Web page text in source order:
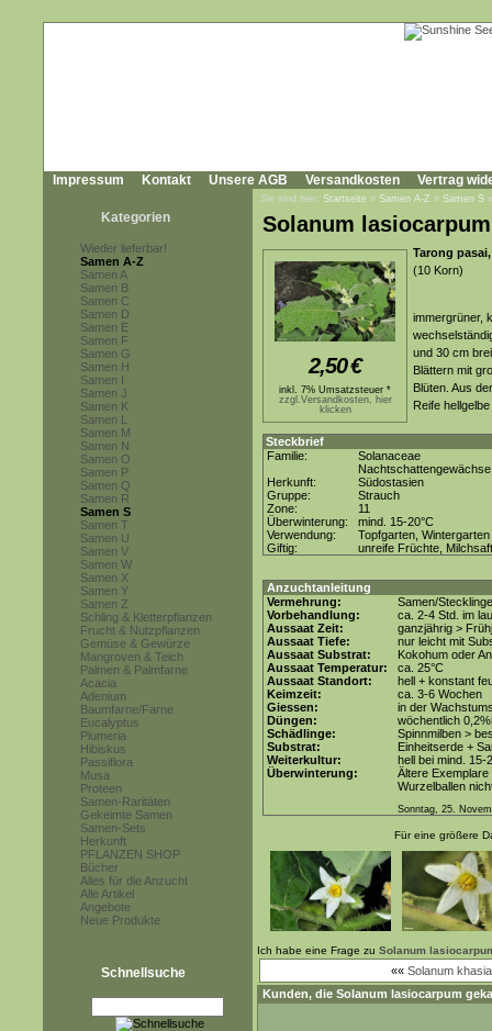
Impressum Kontakt Unsere AGB Versandkosten Vertrag
Kategorien
Wieder lieferbar!
Samen A-Z
Samen A
Samen B
Samen C
Samen D
Samen E
Samen F
Samen G
Samen H
Samen I
Samen J
Samen K
Samen L
Samen M
Samen N
Samen O
Samen P
Samen Q
Samen R
Samen S
Samen T
Samen U
Samen V
Samen W
Samen X
Samen Y
Samen Z
Schling & Kletterpflanzen
Frucht & Nutzpflanzen
Gemüse & Gewürze
Mangroven & Teich
Palmen & Palmfarne
Acacia
Adenium
Baumfarne/Farne
Eucalyptus
Plumeria
Hibiskus
Passiflora
Musa
Proteen
Samen-Raritäten
Gekeimte Samen
Samen-Sets
Herkunft
PFLANZEN SHOP
Bücher
Alles für die Anzucht
Alle Artikel
Angebote
Neue Produkte
Schnellsuche
Sie sind hier: Startseite » Samen A-Z » Samen S
Solanum lasiocarpum
2,50€
inkl. 7% Umsatzsteuer *
zzgl.Versandkosten, hier
klicken
Tarong
(10 Korn)
immergrüner,
und 30 cm
Blättern mit
Blüten. Aus
Reife
Steckbrief
Familie:
Solanaceae
Nachtschattengewächse
Herkunft:
Südostasien
Gruppe:
Strauch
Zone:
11
Überwinterung:
mind. 15-20°C
Verwendung:
Topfgarten, Wintergarten
Giftig:
unreife Früchte, Milchsaft
Anzuchtanleitung
Vermehrung:
Samen/Stecklinge
Vorbehandlung:
ca. 2-4 Std. im
Aussaat Zeit:
ganzjährig >
Aussaat Tiefe:
nur leicht mit
Aussaat Substrat:
Kokohum oder
Aussaat Temperatur:
ca. 25°C
Aussaat Standort:
hell + konstant
Keimzeit:
ca. 3-6 Wochen
Giessen:
in der
Düngen:
wöchentlich
Schädlinge:
Spinnmilben >
Substrat:
Einheitserde +
Weiterkultur:
hell bei mind. 15-
Überwinterung:
Ältere
Wurzelballen
Sonntag, 25.
Für eine größere
Ich habe eine Frage zu Solanum
«« Solanum
Kunden, die Solanum lasiocarpum